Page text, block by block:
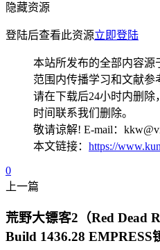
隐藏资源
登陆后查看此资源立即登陆
本站所发布的全部内容源
范围内传播学习和文献参
请在下载后24小时内删
时间联系我们删除。
敬请谅解! E-mail：
本文链接： https://
0
上一篇
荒野大镖客2（Red Dead
Build 1436.28 EMPRESS